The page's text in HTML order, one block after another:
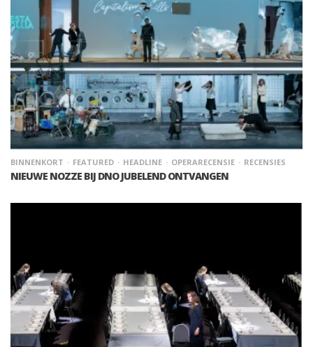
BINNENKORT FEATURED HEADLINE OPERARECENSIE RECENSIES
NIEUWE NOZZE BIJ DNO JUBELEND ONTVANGEN